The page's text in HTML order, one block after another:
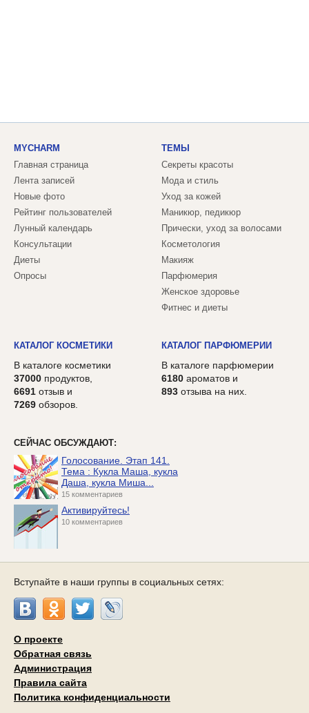
MYCHARM
Главная страница
Лента записей
Новые фото
Рейтинг пользователей
Лунный календарь
Консультации
Диеты
Опросы
ТЕМЫ
Секреты красоты
Мода и стиль
Уход за кожей
Маникюр, педикюр
Прически, уход за волосами
Косметология
Макияж
Парфюмерия
Женское здоровье
Фитнес и диеты
КАТАЛОГ КОСМЕТИКИ
В каталоге косметики
37000 продуктов,
6691 отзыв и
7269 обзоров.
КАТАЛОГ ПАРФЮМЕРИИ
В каталоге парфюмерии
6180 ароматов и
893 отзыва на них.
СЕЙЧАС ОБСУЖДАЮТ:
Голосование. Этап 141.
Тема : Кукла Маша, кукла
Даша, кукла Миша...
15 комментариев
Активируйтесь!
10 комментариев
Вступайте в наши группы в социальных сетях:
О проекте
Обратная связь
Администрация
Правила сайта
Политика конфиденциальности